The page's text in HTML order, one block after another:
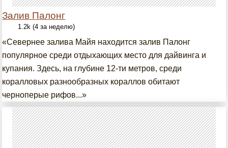
Залив Палонг
1.2k (4 за неделю)
«Севернее залива Майя находится залив Палонг
популярное среди отдыхающих место для дайвинга и
купания. Здесь, на глубине 12-ти метров, среди
коралловых разнообразных кораллов обитают
черноперые рифов...»